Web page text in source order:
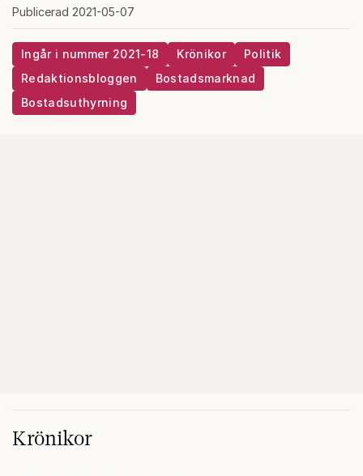
Publicerad 2021-05-07
Ingår i nummer 2021-18 Krönikor
Politik
Redaktionsbloggen
Bostadsmarknad
Bostadsuthyrning
Krönikor